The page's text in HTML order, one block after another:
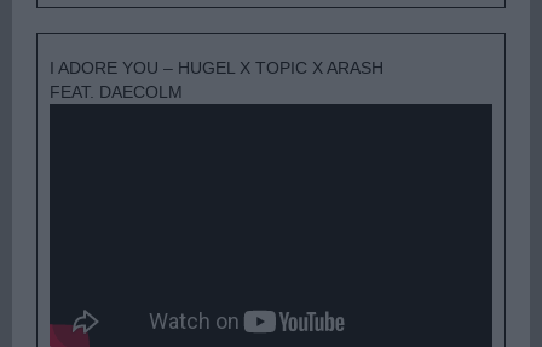
I ADORE YOU – HUGEL X TOPIC X ARASH
FEAT. DAECOLM